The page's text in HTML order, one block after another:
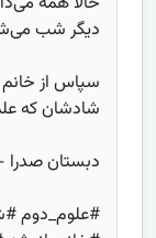
دیگر شب
سپاس از خانم
شادشان که
دبستان صدرا